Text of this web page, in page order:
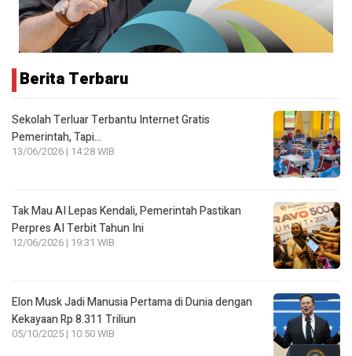
Berita Terbaru
Sekolah Terluar Terbantu Internet Gratis
Pemerintah, Tapi…
13/06/2026 | 14:28 WIB
Tak Mau AI Lepas Kendali, Pemerintah Pastikan
Perpres AI Terbit Tahun Ini
12/06/2026 | 19:31 WIB
Elon Musk Jadi Manusia Pertama di Dunia dengan
Kekayaan Rp 8.311 Triliun
05/10/2025 | 10:50 WIB